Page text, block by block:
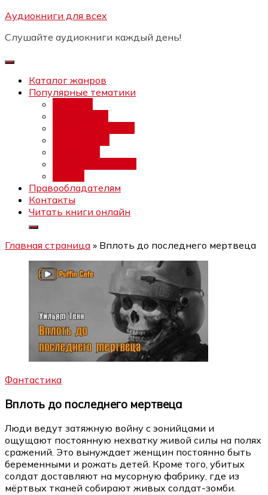
Перейти
содержимому
Аудиокниги для всех
Слушайте аудиокниги каждый день!
Каталог жанров
Популярные тематики
Правообладателям
Контакты
Читать книги онлайн
Главная страница » Вплоть до последнего мертвеца
Фантастика
Вплоть до последнего мертвеца
Люди ведут затяжную войну с эонийцами и
ощущают постоянную нехватку живой силы на полях
сражений. Это вынуждает женщин постоянно быть
беременными и рожать детей. Кроме того, убитых
солдат доставляют на мусорную фабрику, где из
мёртвых тканей собирают живых солдат-зомби.
Бесплатный интенсив:
каналов"